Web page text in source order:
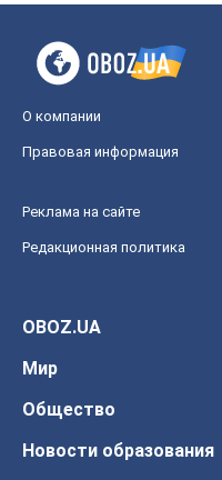
О компании
Правовая информация
Реклама на сайте
Редакционная политика
OBOZ.UA
Мир
Общество
Новости образования